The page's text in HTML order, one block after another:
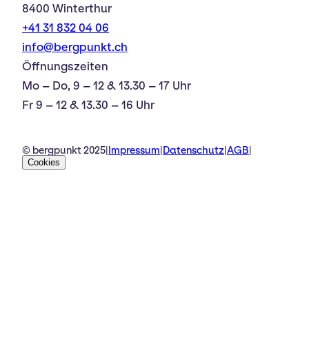
8400 Winterthur
+41 31 832 04 06
info@bergpunkt.ch
Öffnungszeiten
Mo – Do, 9 – 12 & 13.30 – 17 Uhr
Fr 9 – 12 & 13.30 – 16 Uhr
© bergpunkt 2025 Impressum Datenschutz AGB
Cookies